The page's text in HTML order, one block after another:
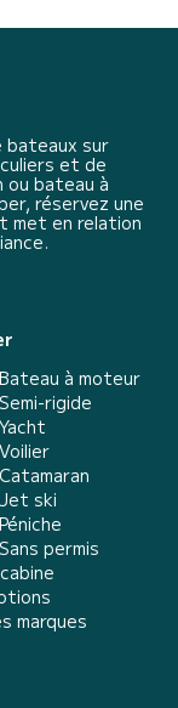
bateaux sur
et de
ou bateau à
réservez une
met en relation
à moteur
rigide
ski
permis
marques